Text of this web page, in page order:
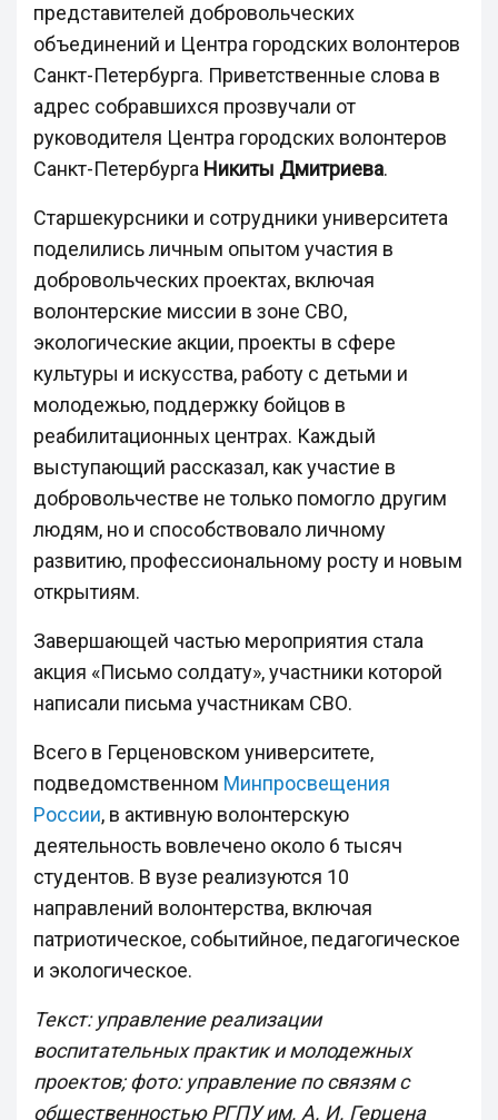
представителей добровольческих
объединений и Центра городских волонтеров
Санкт-Петербурга. Приветственные слова в
адрес собравшихся прозвучали от
руководителя Центра городских волонтеров
Санкт-Петербурга Никиты Дмитриева.
Старшекурсники и сотрудники университета
поделились личным опытом участия в
добровольческих проектах, включая
волонтерские миссии в зоне СВО,
экологические акции, проекты в сфере
культуры и искусства, работу с детьми и
молодежью, поддержку бойцов в
реабилитационных центрах. Каждый
выступающий рассказал, как участие в
добровольчестве не только помогло другим
людям, но и способствовало личному
развитию, профессиональному росту и новым
открытиям.
Завершающей частью мероприятия стала
акция «Письмо солдату», участники которой
написали письма участникам СВО.
Всего в Герценовском университете,
подведомственном Минпросвещения
России, в активную волонтерскую
деятельность вовлечено около 6 тысяч
студентов. В вузе реализуются 10
направлений волонтерства, включая
патриотическое, событийное, педагогическое
и экологическое.
Текст: управление реализации
воспитательных практик и молодежных
проектов; фото: управление по связям с
общественностью РГПУ им. А. И. Герцена